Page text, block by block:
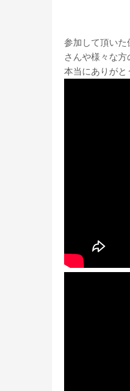
参加して頂い
さんや様々な方
本当にありがと